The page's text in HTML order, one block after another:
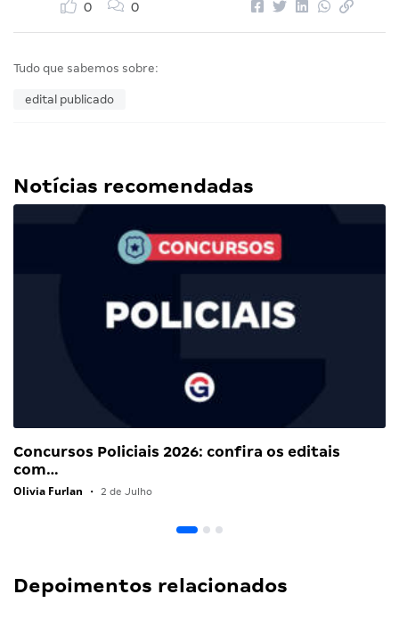
0 0
Tudo que sabemos sobre:
edital publicado
Notícias recomendadas
Concursos Policiais 2026: confira os editais
com…
Olivia Furlan • 2 de Julho
Depoimentos relacionados